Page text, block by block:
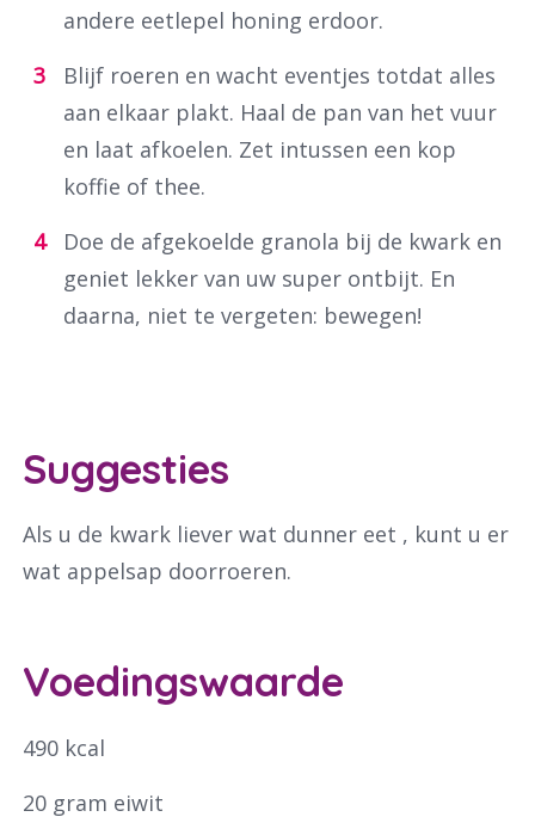
Waar ben je naar op zoek?
andere eetlepel honing erdoor.
Blijf roeren en wacht eventjes totdat alles
aan elkaar plakt. Haal de pan van het vuur
en laat afkoelen. Zet intussen een kop
koffie of thee.
Doe de afgekoelde granola bij de kwark en
geniet lekker van uw super ontbijt. En
daarna, niet te vergeten: bewegen!
Suggesties
Als u de kwark liever wat dunner eet , kunt u er
wat appelsap doorroeren.
Voedingswaarde
490 kcal
20 gram eiwit